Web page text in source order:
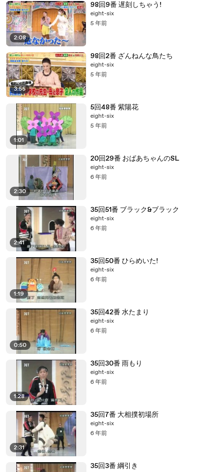
2:08
98回9番 遅刻しちゃう!
eight-six
5 年前
3:55
98回2番 ざんねんな鳥たち
eight-six
5 年前
1:01
5回48番 紫陽花
eight-six
5 年前
2:30
20回29番 おばあちゃんのSL
eight-six
6 年前
2:41
35回51番 ブラック&ブラック
eight-six
6 年前
1:19
35回50番 ひらめいた!
eight-six
6 年前
0:50
35回42番 水たまり
eight-six
6 年前
1:28
35回30番 雨もり
eight-six
6 年前
2:31
35回7番 大相撲初場所
eight-six
6 年前
35回3番 綱引き